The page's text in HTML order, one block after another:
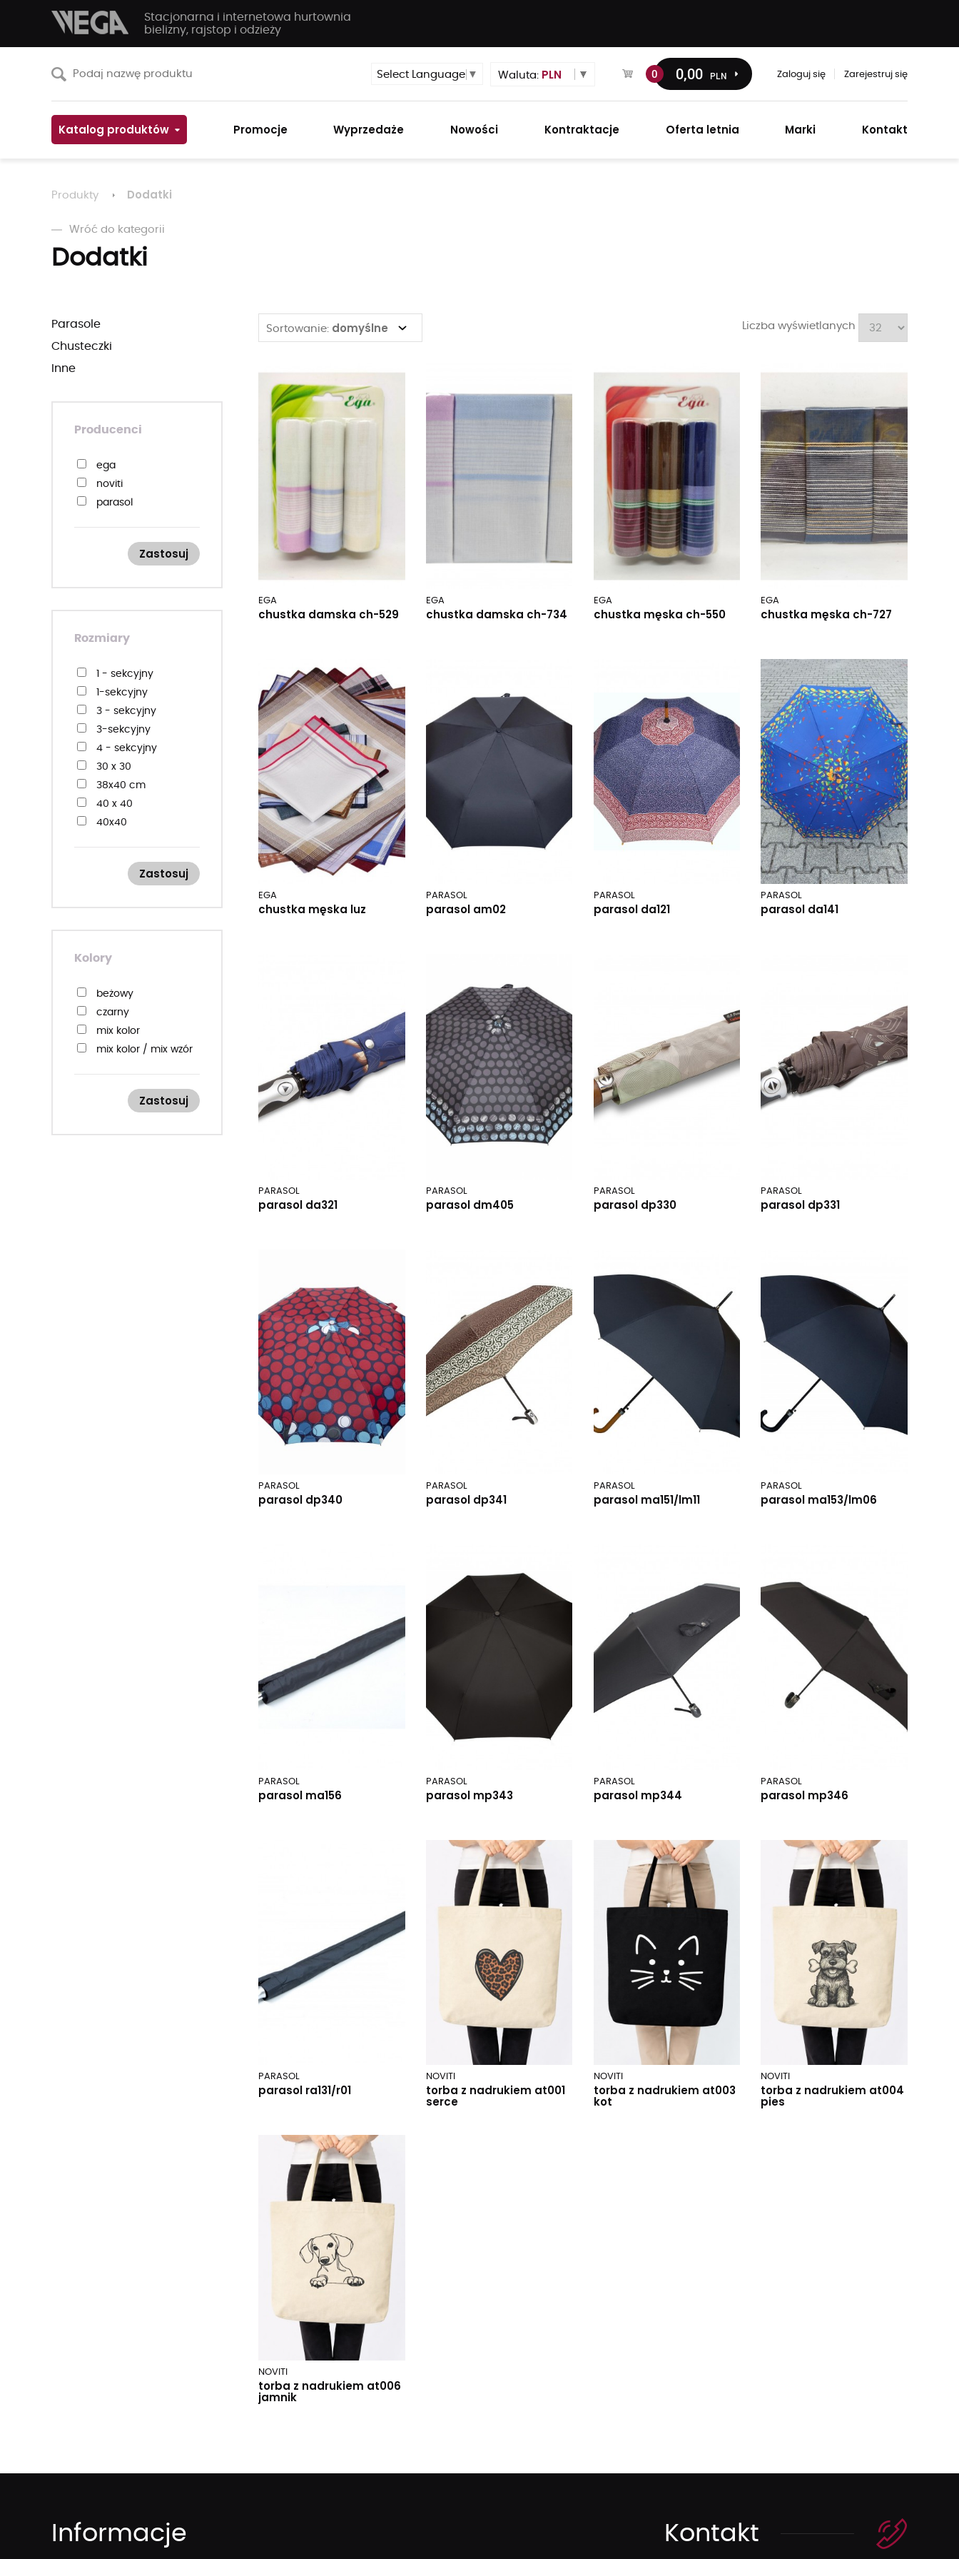
Stacjonarna i internetowa hurtownia
bielizny, rajstop i odzieży
Select Language ▼ Waluta: PLN 0 0,00 PLN Zaloguj się Zarejestruj się
Katalog produktów Promocje Wyprzedaże Nowości Kontraktacje Oferta letnia Marki Kontakt
Produkty Dodatki
Wróć do kategorii
Dodatki
parasole
chusteczki
inne
Producenci
ega
noviti
parasol
Zastosuj
Rozmiary
1 - sekcyjny
1-sekcyjny
3 - sekcyjny
3-sekcyjny
4 - sekcyjny
30 x 30
38x40 cm
40 x 40
40x40
Zastosuj
Kolory
beżowy
czarny
mix kolor
mix kolor / mix wzór
Zastosuj
Sortowanie: domyślne Liczba wyświetlanych
EGA
chustka damska ch-529
EGA
chustka damska ch-734
EGA
chustka męska ch-550
EGA
chustka męska ch-727
EGA
chustka męska luz
PARASOL
parasol am02
PARASOL
parasol da121
PARASOL
parasol da141
PARASOL
parasol da321
PARASOL
parasol dm405
PARASOL
parasol dp330
PARASOL
parasol dp331
PARASOL
parasol dp340
PARASOL
parasol dp341
PARASOL
parasol ma151/lm11
PARASOL
parasol ma153/lm06
PARASOL
parasol ma156
PARASOL
parasol mp343
PARASOL
parasol mp344
PARASOL
parasol mp346
PARASOL
parasol ra131/r01
NOVITI
torba z nadrukiem at001
serce
NOVITI
torba z nadrukiem at003
kot
NOVITI
torba z nadrukiem at004
pies
NOVITI
torba z nadrukiem at006
jamnik
Informacje Kontakt